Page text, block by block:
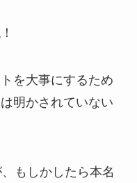
を大事にするため
明かされていない
もしかしたら本名